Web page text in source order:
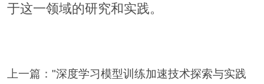
于这一领域的研究和实践。
上一篇： "深度学习模型训练加速技术探索与实践